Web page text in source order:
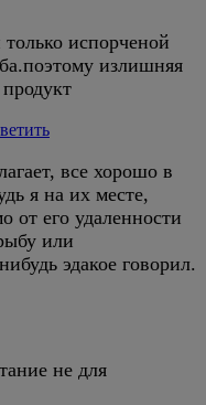
испорченой
излишняя
все хорошо в
я на их месте,
от его удаленности
или
эдакое говорил.
не для